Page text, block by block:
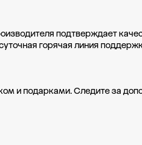
подтверждает
горячая линия
и подарками. Следите за